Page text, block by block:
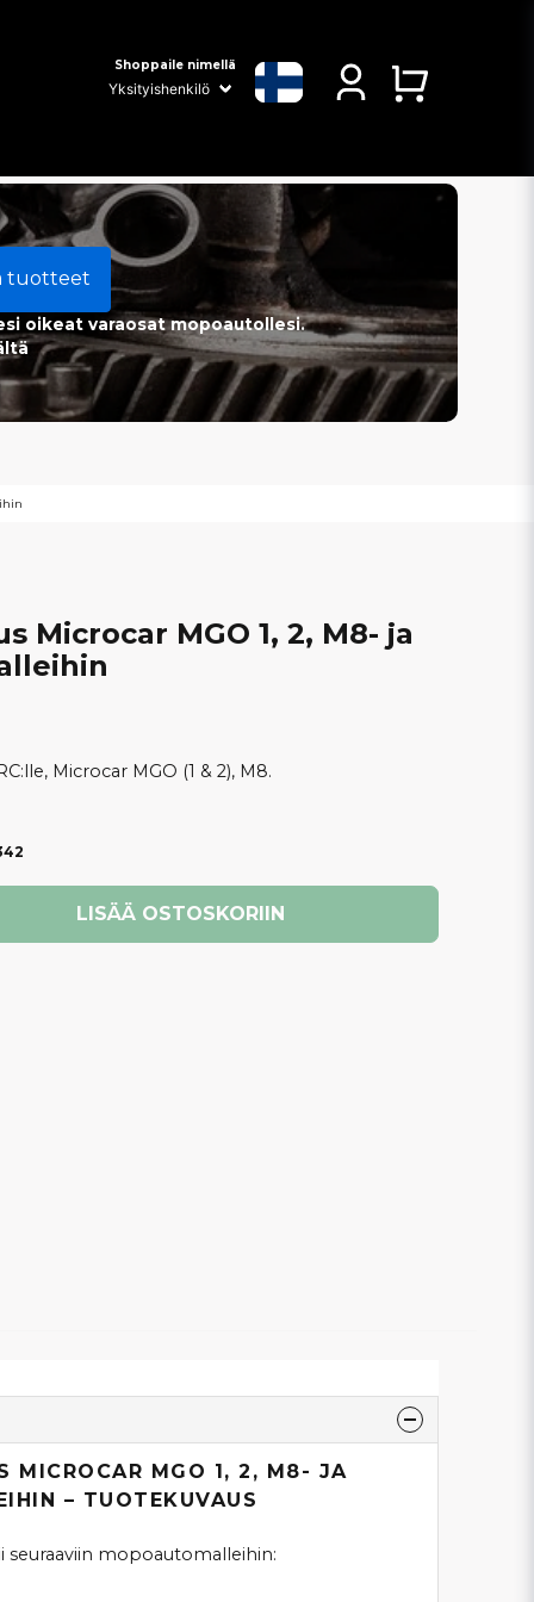
Shoppaile nimellä
tuotteet
oikeat varaosat mopoautollesi.
Microcar MGO 1, 2, M8- ja
Microcar MGO (1 & 2), M8.
LISÄÄ OSTOSKORIIN
MICROCAR MGO 1, 2, M8- JA
– TUOTEKUVAUS
seuraaviin mopoautomalleihin: